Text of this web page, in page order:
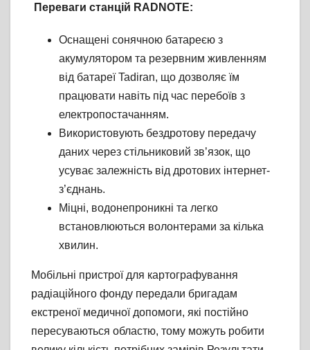
Переваги станцій RADNOTE:
Оснащені сонячною батареєю з
акумулятором та резервним живленням
від батареї Tadiran, що дозволяє їм
працювати навіть під час перебоїв з
електропостачанням.
Використовують бездротову передачу
даних через стільниковий зв’язок, що
усуває залежність від дротових інтернет-
з’єднань.
Міцні, водонепроникні та легко
встановлюються волонтерами за кілька
хвилин.
Мобільні пристрої для картографування
радіаційного фонду передали бригадам
екстреної медичної допомоги, які постійно
пересуваються областю, тому можуть робити